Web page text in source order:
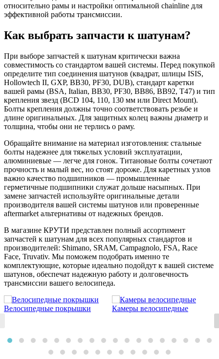
относительно рамы и настройки оптимальной chainline для
эффективной работы трансмиссии.
Как выбрать запчасти к шатунам?
При выборе запчастей к шатунам критически важна
совместимость со стандартом вашей системы. Перед покупкой
определите тип соединения шатунов (квадрат, шлицы ISIS,
Hollowtech II, GXP, BB30, PF30, DUB), стандарт каретки
вашей рамы (BSA, Italian, BB30, PF30, BB86, BB92, T47) и тип
крепления звезд (BCD 104, 110, 130 мм или Direct Mount).
Болты крепления должны точно соответствовать резьбе и
длине оригинальных. Для защитных колец важны диаметр и
толщина, чтобы они не терлись о раму.
Обращайте внимание на материал изготовления: стальные
болты надежнее для тяжелых условий эксплуатации,
алюминиевые — легче для гонок. Титановые болты сочетают
прочность и малый вес, но стоят дороже. Для каретных узлов
важно качество подшипников — промышленные
герметичные подшипники служат дольше насыпных. При
замене запчастей используйте оригинальные детали
производителя вашей системы шатунов или проверенные
aftermarket альтернативы от надежных брендов.
В магазине КРУТИ представлен полный ассортимент
запчастей к шатунам для всех популярных стандартов и
производителей: Shimano, SRAM, Campagnolo, FSA, Race
Face, Truvativ. Мы поможем подобрать именно те
комплектующие, которые идеально подойдут к вашей системе
шатунов, обеспечат надежную работу и долговечность
трансмиссии вашего велосипеда.
Велосипедные покрышки Камеры велосипедные